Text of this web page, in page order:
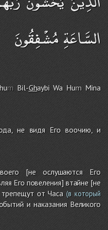
السَّاعَةِ مُشْفِقُونَ
mBil-Ghaybi Wa Hum Mina
не видя Его воочию, и
[не ослушаются Его
Его повеления] втайне [не
от Часа (в который
и наказания Великого